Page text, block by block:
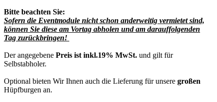
Bitte beachten Sie:
Sofern die Eventmodule nicht schon anderweitig vermietet sind,
können Sie diese am Vortag abholen und am darauffolgenden
Tag zurückbringen!
Der angegebene Preis ist inkl.19% MwSt. und gilt für
Selbstabholer.
Optional bieten Wir Ihnen auch die Lieferung für unsere großen
Hüpfburgen an.